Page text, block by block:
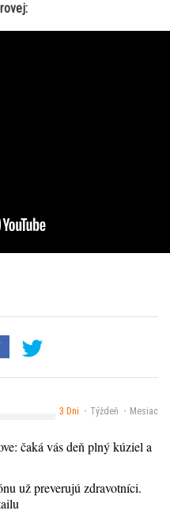
3 Dni Týždeň Mesiac
čaká vás deň plný kúziel a
už preverujú zdravotníci.